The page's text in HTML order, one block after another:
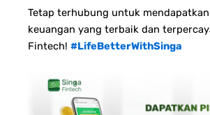
Tetap terhubung untuk
keuangan yang terbaik dan
Fintech! #LifeBetterWithSinga